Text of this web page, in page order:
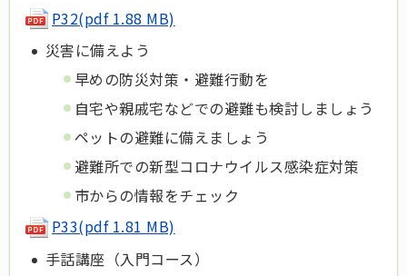
P32(pdf 1.88 MB)
災害に備えよう
早めの防災対策・避難行動を
自宅や親戚宅などでの避難も検討しましょう
ペットの避難に備えましょう
避難所での新型コロナウイルス感染症対策
市からの情報をチェック
P33(pdf 1.81 MB)
手話講座（入門コース）